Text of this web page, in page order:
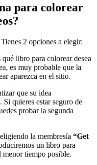
para colorear
2 opciones a elegir:
qué libro para colorear desea
es muy probable que la
aparezca en el sitio.
que su idea
quieres estar seguro de
probar la segunda
la membresía “Get
un libro para
tiempo posible.